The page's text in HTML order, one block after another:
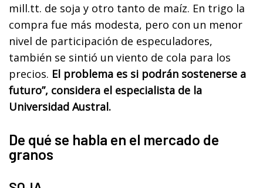
mill.tt. de soja y otro tanto de maíz. En trigo la
compra fue más modesta, pero con un menor
nivel de participación de especuladores,
también se sintió un viento de cola para los
precios. El problema es si podrán sostenerse a
futuro”, considera el especialista de la
Universidad Austral.
De qué se habla en el mercado de
granos